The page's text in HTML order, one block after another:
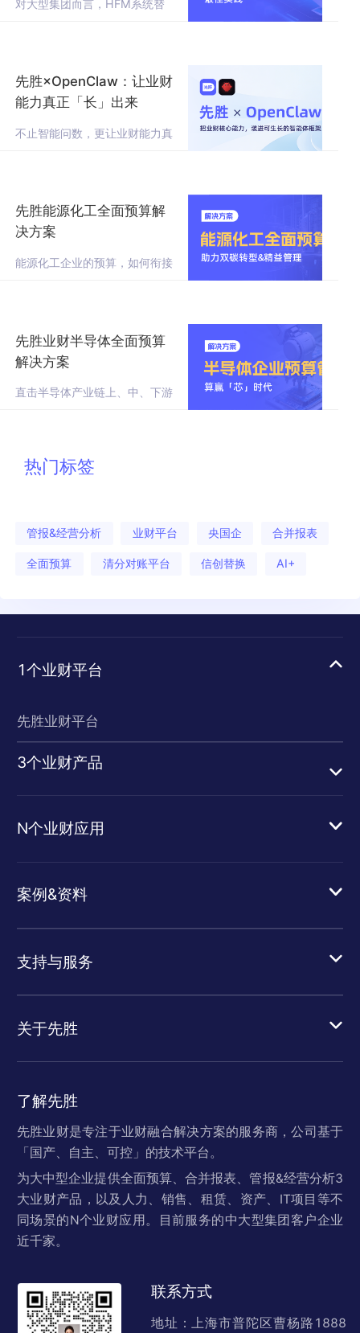
对大型集团而言，HFM系统替
先胜×OpenClaw：让业财
能力真正「长」出来
不止智能问数，更让业财能力真
先胜能源化工全面预算解
决方案
能源化工企业的预算，如何衔接
先胜业财半导体全面预算
解决方案
直击半导体产业链上、中、下游
热门标签
管报&经营分析 业财平台 央国企 合并报表
全面预算 清分对账平台 信创替换 AI+
1个业财平台
先胜业财平台
3个业财产品
N个业财应用
案例&资料
支持与服务
关于先胜
了解先胜
先胜业财是专注于业财融合解决方案的服务商，公司基于
「国产、自主、可控」的技术平台。
为大中型企业提供全面预算、合并报表、管报&经营分析3
大业财产品，以及人力、销售、租赁、资产、IT项目等不
同场景的N个业财应用。目前服务的中大型集团客户企业
近千家。
联系方式
地址：上海市普陀区曹杨路1888